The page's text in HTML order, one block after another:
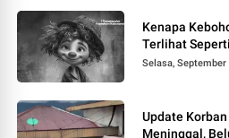
Kenapa
Terlihat
Selasa, September
Update
Meninggal,